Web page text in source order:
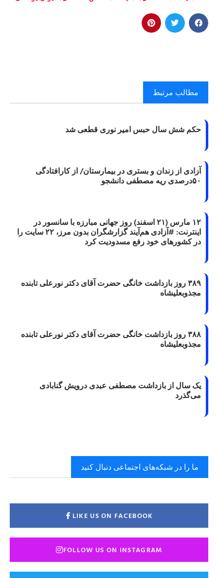
مطالب مرتبط
حکم شش سال حبس امیر نوری قطعی شد
آزادی از زندان و بستری در بیمارستان/ از کارافتادگی
۵۰درصدی ریه مصطفی دانشجو
۱۲ مارس (۲۱ اسفند) روز جهانی مبارزه با سانسور در
اینترنت: #آزادی هم‌آیند گزارشگران‌ بدون مرز، ۲۲ سایت را
در کشورهای خود رفع مسدودیت کرد
۳۸۹ روز بازداشت خانگی حضرت آقای دکتر نورعلی تابنده
مجذوبعلیشاه
۳۸۸ روز بازداشت خانگی حضرت آقای دکتر نورعلی تابنده
مجذوبعلیشاه
یک سال از بازداشت مصطفی عبدی درویش گنابادی
می‌گذرد
ما را در شبکه‌های اجتماعی دنبال کنید
LIKE US ON FACEBOOK
FOLLOW US ON INSTAGRAM